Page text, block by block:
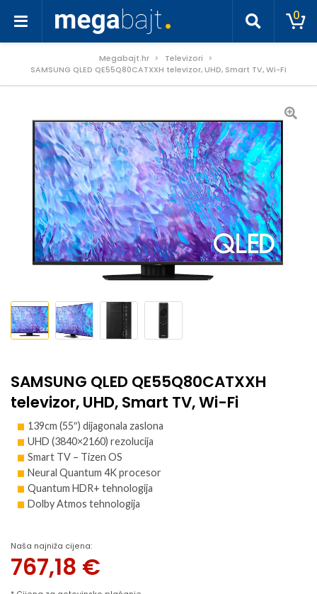
0
Megabajt.hr
Televizori
SAMSUNG QLED QE55Q80CATXXH televizor, UHD, Smart TV, Wi-Fi
SAMSUNG QLED QE55Q80CATXXH
televizor, UHD, Smart TV, Wi-Fi
139cm (55″) dijagonala zaslona
UHD (3840×2160) rezolucija
Smart TV – Tizen OS
Neural Quantum 4K procesor
Quantum HDR+ tehnologija
Dolby Atmos tehnologija
Naša najniža cijena:
767,18 €